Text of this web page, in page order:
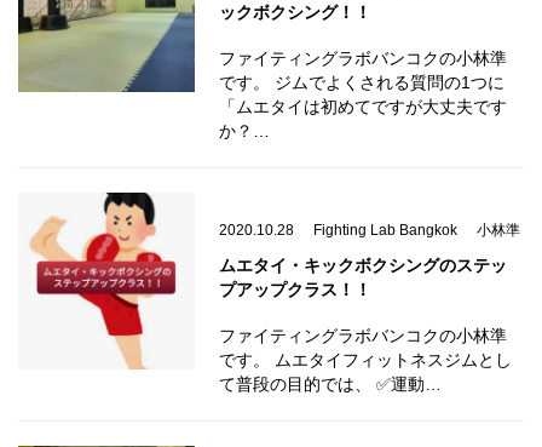
ックボクシング！！
ファイティングラボバンコクの小林準
です。 ジムでよくされる質問の1つに
「ムエタイは初めてですが大丈夫です
か？…
2020.10.28 Fighting Lab Bangkok 小林準
ムエタイ・キックボクシングのステッ
プアップクラス！！
ファイティングラボバンコクの小林準
です。 ムエタイフィットネスジムとし
て普段の目的では、 ✅運動…